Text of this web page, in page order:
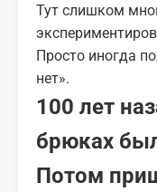
Тут слишком
Просто иногда
нет».
100 лет
брюках
Потом